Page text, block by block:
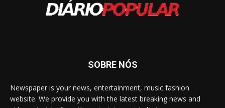
SOBRE NÓS
Newspaper is your news, entertainment, music fashion
website. We provide you with the latest breaking news and